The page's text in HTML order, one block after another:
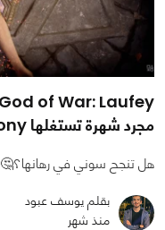
مجرد شهرة تستغلها Sony؟
هل تنجح سوني في رهانها؟🤔
بقلم يوسف عبود
منذ شهر